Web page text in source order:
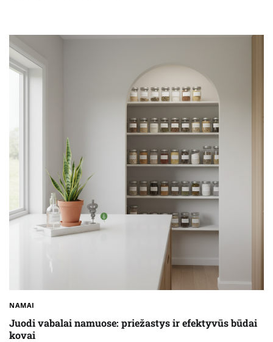
NAMAI
Juodi vabalai namuose: priežastys ir efektyvūs būdai
kovai